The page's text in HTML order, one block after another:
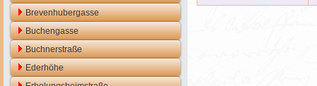
Brevenhubergasse
Buchengasse
Buchnerstraße
Ederhöhe